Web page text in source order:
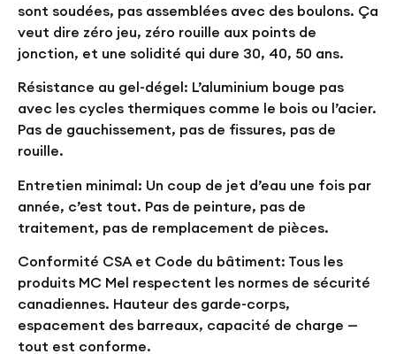
sont soudées, pas assemblées avec des boulons. Ça
veut dire zéro jeu, zéro rouille aux points de
jonction, et une solidité qui dure 30, 40, 50 ans.
Résistance au gel-dégel: L’aluminium bouge pas
avec les cycles thermiques comme le bois ou l’acier.
Pas de gauchissement, pas de fissures, pas de
rouille.
Entretien minimal: Un coup de jet d’eau une fois par
année, c’est tout. Pas de peinture, pas de
traitement, pas de remplacement de pièces.
Conformité CSA et Code du bâtiment: Tous les
produits MC Mel respectent les normes de sécurité
canadiennes. Hauteur des garde-corps,
espacement des barreaux, capacité de charge —
tout est conforme.